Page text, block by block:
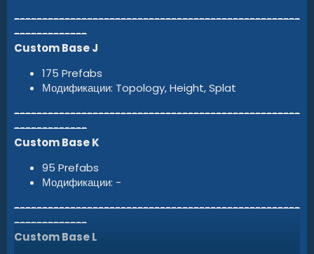
---------------------------------------------------
-------------
Custom Base J
175 Prefabs
Модификации: Topology, Height, Splat
---------------------------------------------------
-------------
Custom Base K
95 Prefabs
Модификации: -
---------------------------------------------------
-------------
Custom Base L